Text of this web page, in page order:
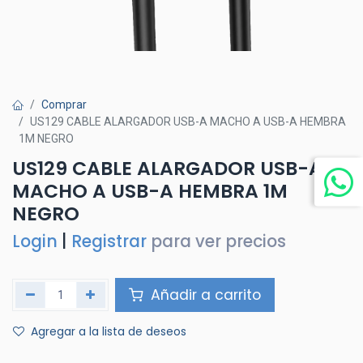
Comprar
US129 CABLE ALARGADOR USB-A MACHO A USB-A HEMBRA
1M NEGRO
US129 CABLE ALARGADOR USB-A
MACHO A USB-A HEMBRA 1M
NEGRO
Login Registrar para ver precios
Añadir a carrito
Agregar a la lista de deseos